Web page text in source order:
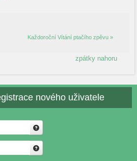
Každoroční Vítání ptačího zpěvu »
zpátky nahoru
nového uživatele